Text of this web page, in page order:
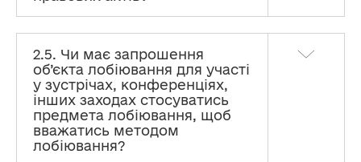
2.5. Чи має запрошення
об’єкта лобіювання для участі
у зустрічах, конференціях,
інших заходах стосуватись
предмета лобіювання, щоб
вважатись методом
лобіювання?